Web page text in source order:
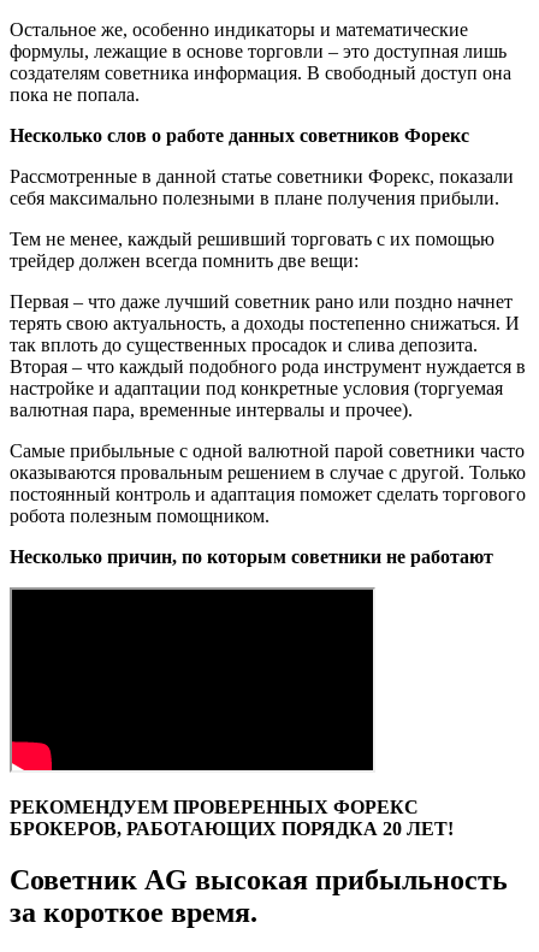
Остальное же, особенно индикаторы и математические
формулы, лежащие в основе торговли – это доступная лишь
создателям советника информация. В свободный доступ она
пока не попала.
Несколько слов о работе данных советников Форекс
Рассмотренные в данной статье советники Форекс, показали
себя максимально полезными в плане получения прибыли.
Тем не менее, каждый решивший торговать с их помощью
трейдер должен всегда помнить две вещи:
Первая – что даже лучший советник рано или поздно начнет
терять свою актуальность, а доходы постепенно снижаться. И
так вплоть до существенных просадок и слива депозита.
Вторая – что каждый подобного рода инструмент нуждается в
настройке и адаптации под конкретные условия (торгуемая
валютная пара, временные интервалы и прочее).
Самые прибыльные с одной валютной парой советники часто
оказываются провальным решением в случае с другой. Только
постоянный контроль и адаптация поможет сделать торгового
робота полезным помощником.
Несколько причин, по которым советники не работают
РЕКОМЕНДУЕМ ПРОВЕРЕННЫХ ФОРЕКС
БРОКЕРОВ, РАБОТАЮЩИХ ПОРЯДКА 20 ЛЕТ!
Советник AG высокая прибыльность
за короткое время.